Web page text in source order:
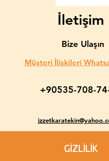
İletişim
Bize Ulaşın
Müşteri İlişkileri
+90535-708-
GİZLİLİK